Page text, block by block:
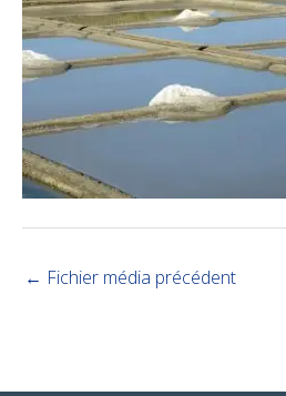
← Fichier média précédent